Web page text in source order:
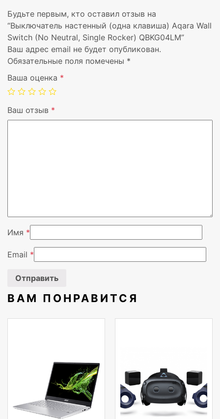
Будьте первым, кто оставил отзыв на
“Выключатель настенный (одна клавиша) Aqara Wall
Switch (No Neutral, Single Rocker) QBKG04LM”
Ваш адрес email не будет опубликован.
Обязательные поля помечены *
Ваша оценка *
Ваш отзыв *
Имя *
Email *
ВАМ ПОНРАВИТСЯ